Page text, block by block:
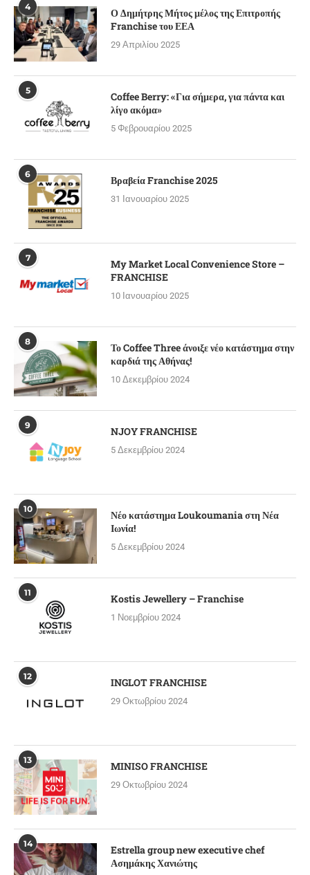
4
Ο Δημήτρης Μήτος μέλος της Επιτροπής
Franchise του ΕΕΑ
29 Απριλίου 2025
5
Coffee Berry: «Για σήμερα, για πάντα και
λίγο ακόμα»
5 Φεβρουαρίου 2025
6 Βραβεία Franchise 2025
31 Ιανουαρίου 2025
7
My Market Local Convenience Store –
FRANCHISE
10 Ιανουαρίου 2025
8
Το Coffee Three άνοιξε νέο κατάστημα στην
καρδιά της Αθήνας!
10 Δεκεμβρίου 2024
9 NJOY FRANCHISE
5 Δεκεμβρίου 2024
10
Νέο κατάστημα Loukoumania στη Νέα
Ιωνία!
5 Δεκεμβρίου 2024
11 Kostis Jewellery – Franchise
1 Νοεμβρίου 2024
12 INGLOT FRANCHISE
29 Οκτωβρίου 2024
13 MINISO FRANCHISE
29 Οκτωβρίου 2024
14
Estrella group new executive chef
Ασημάκης Χανιώτης